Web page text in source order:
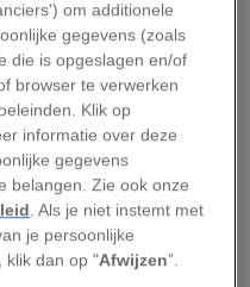
GARDEN
Botanical Garden groeien, zijn
er maar iets meer
om additionele
gegevens (zoals
die is opgeslagen en/of
browser te verwerken
Klik op
informatie over deze
gegevens
belangen. Zie ook onze
. Als je niet instemt met
je persoonlijke
klik dan op "Afwijzen”.